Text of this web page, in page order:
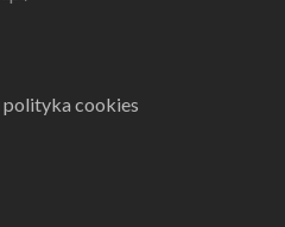
cookies